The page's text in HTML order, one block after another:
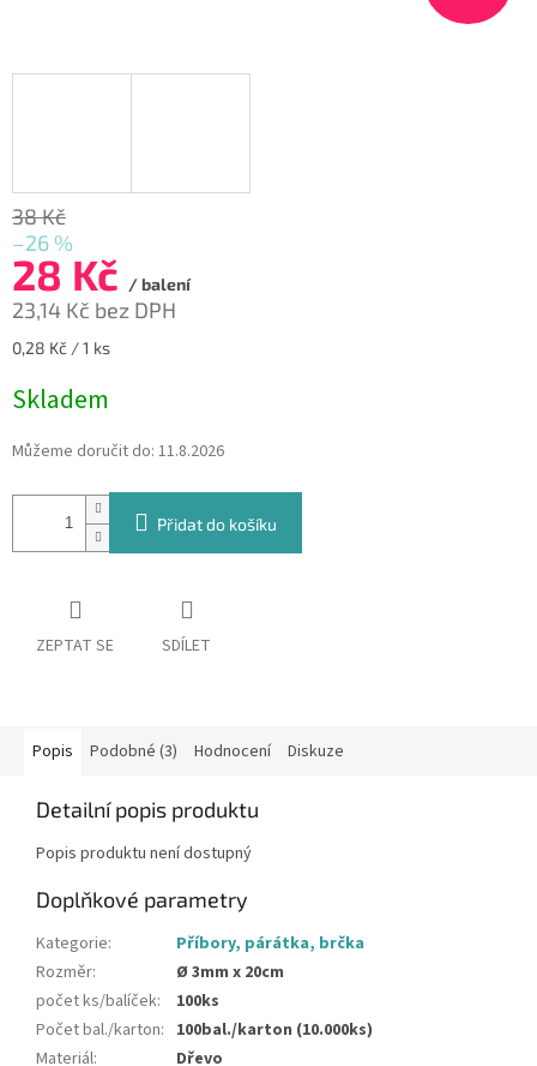
38 Kč
–26 %
28 Kč / balení
23,14 Kč bez DPH
Měrná
0,28 Kč / 1 ks
Skladem
Můžeme doručit do: 11.8.2026
Přidat do košíku
ZEPTAT SE SDÍLET
Popis Podobné (3) Hodnocení Diskuze
Detailní popis produktu
Popis produktu není dostupný
Doplňkové parametry
Kategorie:
Příbory, párátka, brčka
Rozměr:
Ø 3mm x 20cm
počet ks/balíček:
100ks
Počet bal./karton: 100bal./karton (10.000ks)
Materiál: Dřevo